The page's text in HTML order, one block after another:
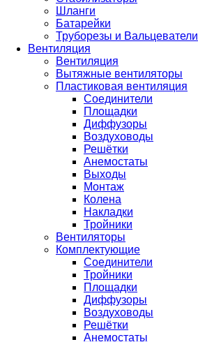
Шланги
Батарейки
Труборезы и Вальцеватели
Вентиляция
Вентиляция
Вытяжные вентиляторы
Пластиковая вентиляция
Соединители
Площадки
Диффузоры
Воздуховоды
Решётки
Анемостаты
Выходы
Монтаж
Колена
Накладки
Тройники
Вентиляторы
Комплектующие
Соединители
Тройники
Площадки
Диффузоры
Воздуховоды
Решётки
Анемостаты